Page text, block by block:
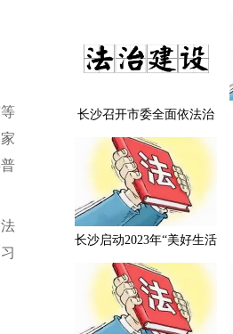
长沙召开市委全面依法治
市委员会守法普法协调小
组暨全市“八五”普法中期
评估验收调度会
长沙启动2023年“美好生活
·民法典相伴”主题宣传
暨“送法进基层”法治宣讲
活动